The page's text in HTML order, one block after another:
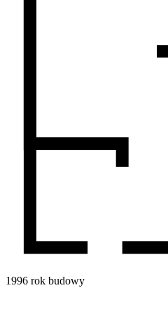
1996 rok budowy